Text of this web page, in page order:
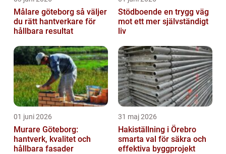
Målare göteborg så väljer
du rätt hantverkare för
hållbara resultat
Stödboende en trygg väg
mot ett mer självständigt
liv
01 juni 2026
Murare Göteborg:
hantverk, kvalitet och
hållbara fasader
31 maj 2026
Hakiställning i Örebro
smarta val för säkra och
effektiva byggprojekt